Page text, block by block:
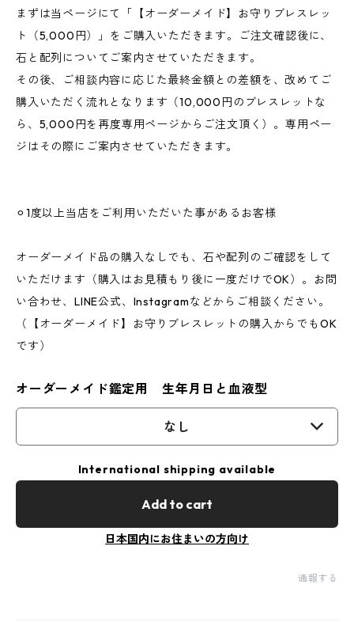
まずは当ページにて「【オーダーメイド】お守りブレスレッ
ト（5,000円）」をご購入いただきます。ご注文確認後に、
石と配列についてご案内させていただきます。
その後、ご相談内容に応じた最終金額との差額を、改めてご
購入いただく流れとなります（10,000円のブレスレットな
ら、5,000円を再度専用ページからご注文頂く）。専用ペー
ジはその際にご案内させていただきます。
⚪︎1度以上当店をご利用いただいた事があるお客様
オーダーメイド品の購入なしでも、石や配列のご確認をして
いただけます（購入はお見積もり後に一度だけでOK）。お問
い合わせ、LINE公式、Instagramなどからご相談ください。
（【オーダーメイド】お守りブレスレットの購入からでもOK
です）
オーダーメイド鑑定用 生年月日と血液型
なし
International shipping available
Add to cart
日本国内にお住まいの方向け
通報する